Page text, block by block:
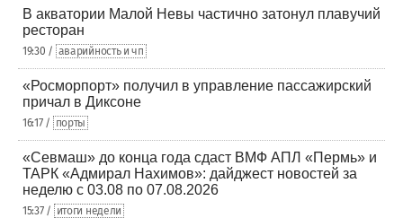
В акватории Малой Невы частично затонул плавучий
ресторан
19:30 / аварийность и чп
«Росморпорт» получил в управление пассажирский
причал в Диксоне
16:17 / порты
«Севмаш» до конца года сдаст ВМФ АПЛ «Пермь» и
ТАРК «Адмирал Нахимов»: дайджест новостей за
неделю с 03.08 по 07.08.2026
15:37 / итоги недели